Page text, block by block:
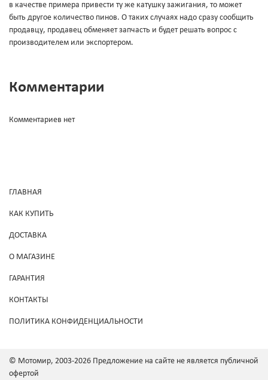
в качестве примера привести ту же катушку зажигания, то может
быть другое количество пинов. О таких случаях надо сразу сообщить
продавцу, продавец обменяет запчасть и будет решать вопрос с
производителем или экспортером.
Комментарии
Комментариев нет
ГЛАВНАЯ
КАК КУПИТЬ
ДОСТАВКА
О МАГАЗИНЕ
ГАРАНТИЯ
КОНТАКТЫ
ПОЛИТИКА КОНФИДЕНЦИАЛЬНОСТИ
© Мотомир, 2003-2026 Предложение на сайте не является публичной
офертой